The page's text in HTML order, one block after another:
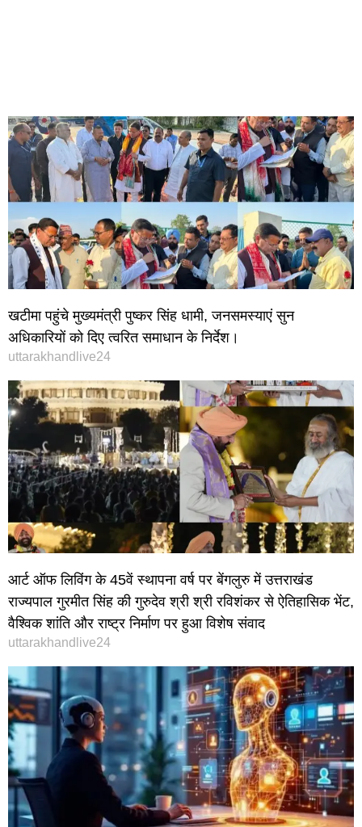
खटीमा पहुंचे मुख्यमंत्री पुष्कर सिंह धामी, जनसमस्याएं सुन
अधिकारियों को दिए त्वरित समाधान के निर्देश।
uttarakhandlive24
आर्ट ऑफ लिविंग के 45वें स्थापना वर्ष पर बेंगलुरु में उत्तराखंड
राज्यपाल गुरमीत सिंह की गुरुदेव श्री श्री रविशंकर से ऐतिहासिक भेंट,
वैश्विक शांति और राष्ट्र निर्माण पर हुआ विशेष संवाद
uttarakhandlive24